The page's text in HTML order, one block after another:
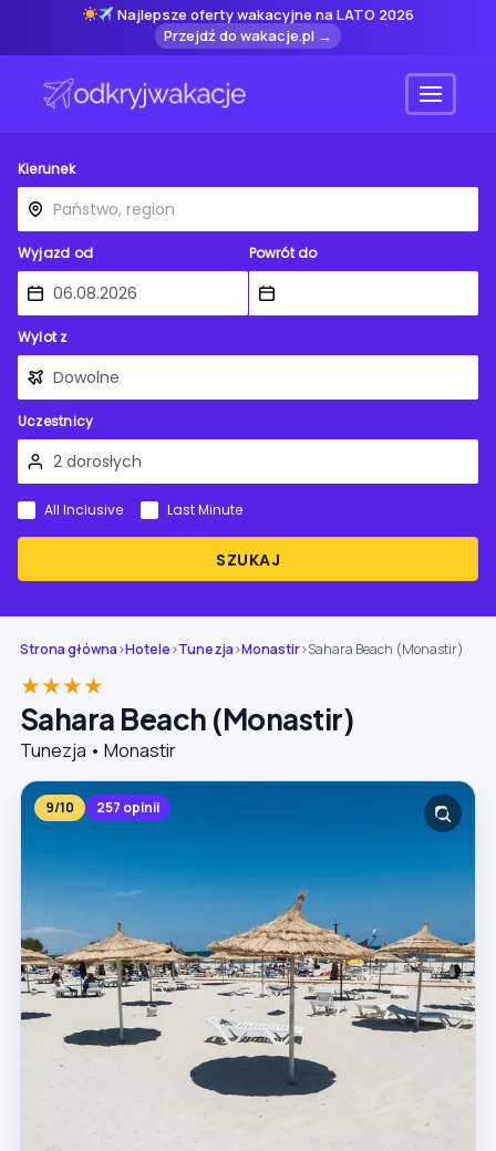
Najlepsze oferty wakacyjne na LATO 2026
Przejdź do wakacje.pl →
Menu
Kierunek
Wyjazd od Powrót do
Wylot z
Uczestnicy
SZUKAJ
All Inclusive Last Minute
Strona główna›Hotele›Tunezja›Monastir›Sahara Beach (Monastir)
★★★★
Sahara Beach (Monastir)
Tunezja • Monastir
9/10 257 opinii